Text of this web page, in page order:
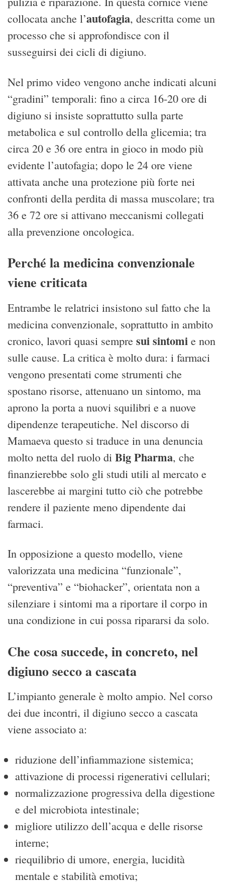
collocata anche l’autofagia, descritta come un
processo che si approfondisce con il
susseguirsi dei cicli di digiuno.
Nel primo video vengono anche indicati alcuni
“gradini” temporali: fino a circa 16-20 ore di
digiuno si insiste soprattutto sulla parte
metabolica e sul controllo della glicemia; tra
circa 20 e 36 ore entra in gioco in modo più
evidente l’autofagia; dopo le 24 ore viene
attivata anche una protezione più forte nei
confronti della perdita di massa muscolare; tra
36 e 72 ore si attivano meccanismi collegati
alla prevenzione oncologica.
Perché la medicina convenzionale
viene criticata
Entrambe le relatrici insistono sul fatto che la
medicina convenzionale, soprattutto in ambito
cronico, lavori quasi sempre sui sintomi e non
sulle cause. La critica è molto dura: i farmaci
vengono presentati come strumenti che
spostano risorse, attenuano un sintomo, ma
aprono la porta a nuovi squilibri e a nuove
dipendenze terapeutiche. Nel discorso di
Mamaeva questo si traduce in una denuncia
molto netta del ruolo di Big Pharma, che
finanzierebbe solo gli studi utili al mercato e
lascerebbe ai margini tutto ciò che potrebbe
rendere il paziente meno dipendente dai
farmaci.
In opposizione a questo modello, viene
valorizzata una medicina “funzionale”,
“preventiva” e “biohacker”, orientata non a
silenziare i sintomi ma a riportare il corpo in
una condizione in cui possa ripararsi da solo.
Che cosa succede, in concreto, nel
digiuno secco a cascata
L’impianto generale è molto ampio. Nel corso
dei due incontri, il digiuno secco a cascata
viene associato a:
riduzione dell’infiammazione sistemica;
attivazione di processi rigenerativi cellulari;
normalizzazione progressiva della digestione
e del microbiota intestinale;
migliore utilizzo dell’acqua e delle risorse
interne;
riequilibrio di umore, energia, lucidità
mentale e stabilità emotiva;